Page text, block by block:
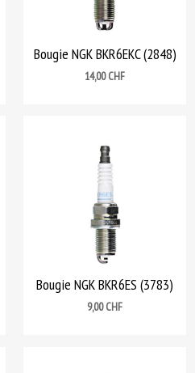
Bougie NGK BKR6EKC (2848)
Prix
14,00 CHF
Bougie NGK BKR6ES (3783)
Prix
9,00 CHF